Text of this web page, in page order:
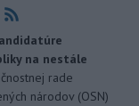
na nestále
rade
národov (OSN)